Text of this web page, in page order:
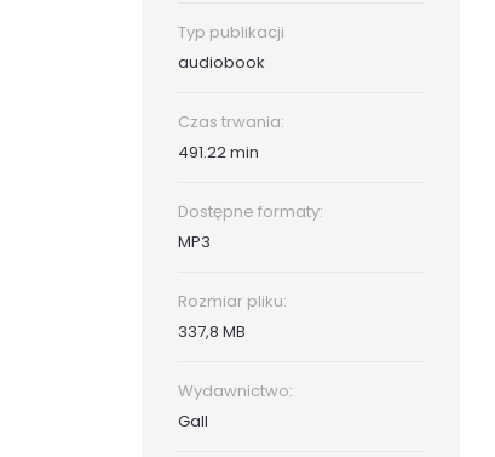
Typ publikacji
audiobook
Czas trwania:
491.22 min
Dostępne formaty:
MP3
Rozmiar pliku:
337,8 MB
Wydawnictwo:
Gall